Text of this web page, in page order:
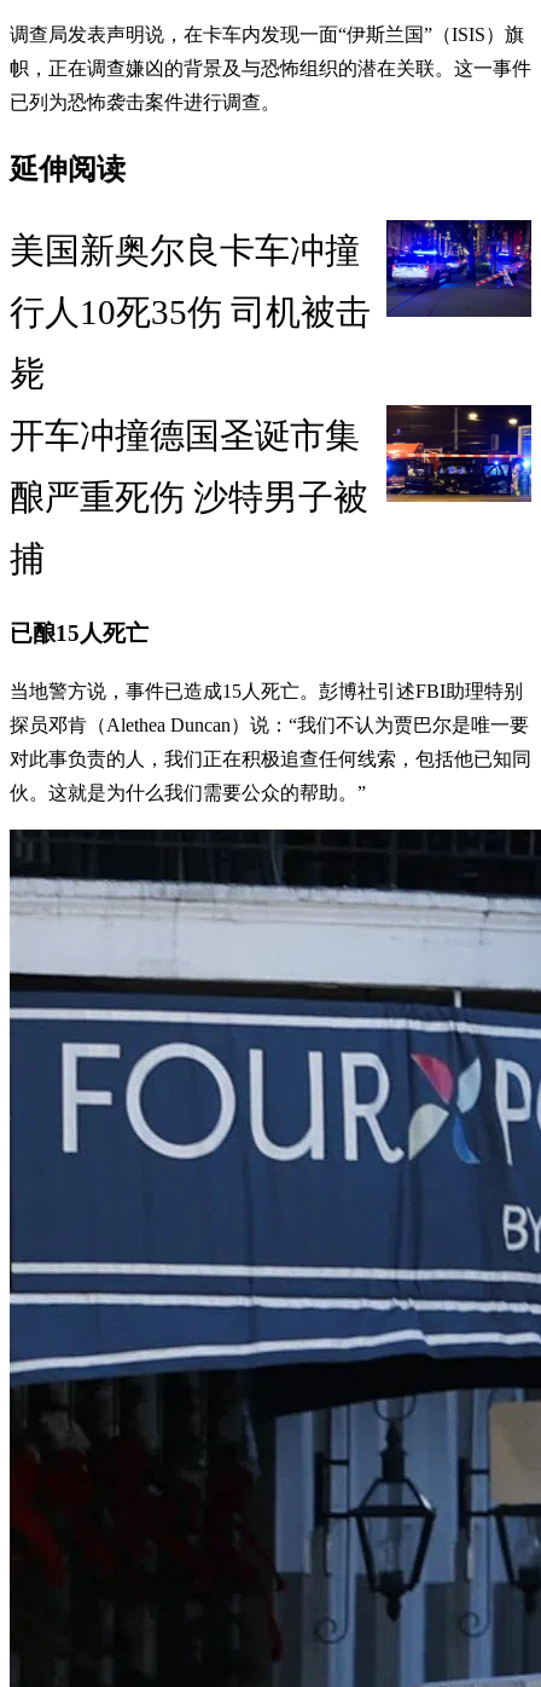
调查局发表声明说，在卡车内发现一面“伊斯兰国”（ISIS）旗
帜，正在调查嫌凶的背景及与恐怖组织的潜在关联。这一事件
已列为恐怖袭击案件进行调查。
延伸阅读
美国新奥尔良卡车冲撞
行人10死35伤 司机被击
毙
开车冲撞德国圣诞市集
酿严重死伤 沙特男子被
捕
已酿15人死亡
当地警方说，事件已造成15人死亡。彭博社引述FBI助理特别
探员邓肯（Alethea Duncan）说：“我们不认为贾巴尔是唯一要
对此事负责的人，我们正在积极追查任何线索，包括他已知同
伙。这就是为什么我们需要公众的帮助。”